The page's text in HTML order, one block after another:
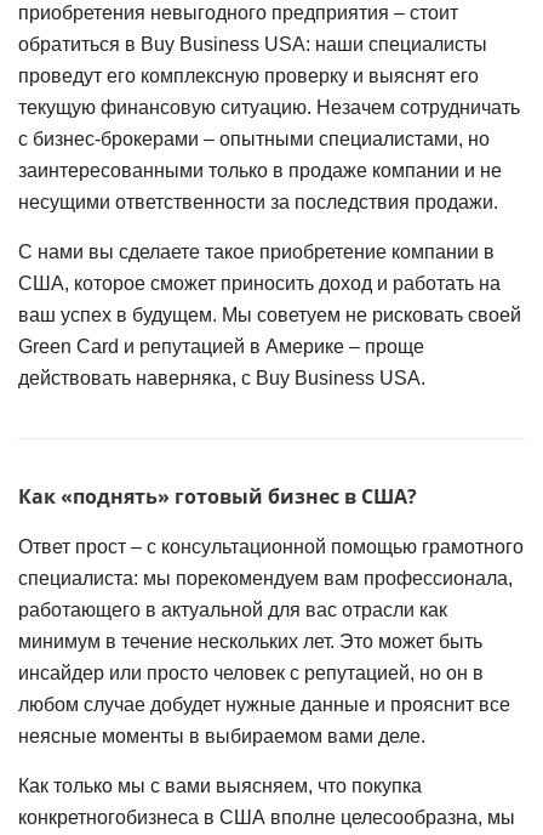
приобретения невыгодного предприятия – стоит
обратиться в Buy Business USA: наши специалисты
проведут его комплексную проверку и выяснят его
текущую финансовую ситуацию. Незачем сотрудничать
с бизнес-брокерами – опытными специалистами, но
заинтересованными только в продаже компании и не
несущими ответственности за последствия продажи.
С нами вы сделаете такое приобретение компании в
США, которое сможет приносить доход и работать на
ваш успех в будущем. Мы советуем не рисковать своей
Green Card и репутацией в Америке – проще
действовать наверняка, с Buy Business USA.
Как «поднять» готовый бизнес в США?
Ответ прост – с консультационной помощью грамотного
специалиста: мы порекомендуем вам профессионала,
работающего в актуальной для вас отрасли как
минимум в течение нескольких лет. Это может быть
инсайдер или просто человек с репутацией, но он в
любом случае добудет нужные данные и прояснит все
неясные моменты в выбираемом вами деле.
Как только мы с вами выясняем, что покупка
конкретногобизнеса в США вполне целесообразна, мы